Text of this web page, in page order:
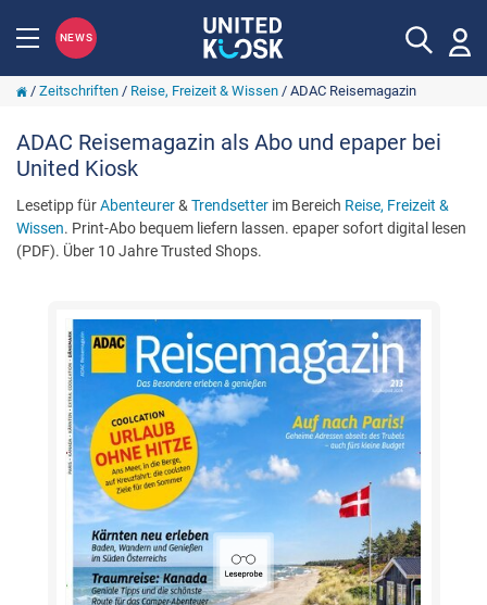
NEWS
/ Zeitschriften/ Reise, Freizeit & Wissen/ ADAC Reisemagazin
ADAC Reisemagazin als Abo und epaper bei
United Kiosk
Lesetipp fürAbenteurer& Trendsetter im Bereich Reise, Freizeit &
Wissen. Print-Abo bequem liefern lassen. epaper sofort digital lesen
(PDF). Über 10 Jahre Trusted Shops.